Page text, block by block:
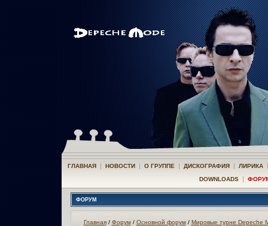
ГЛАВНАЯ | НОВОСТИ | О ГРУППЕ | ДИСКОГРАФИЯ | ЛИРИКА
DOWNLOADS |
ФОРУМ
Главная/ Форум/ Основной форум/ Мировые турне Depeche